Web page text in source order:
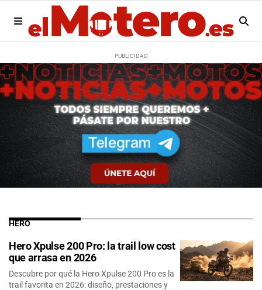
HERO
Hero Xpulse 200 Pro: la trail low cost
que arrasa en 2026
Descubre por qué la Hero Xpulse 200 Pro es la
trail favorita en 2026: diseño, prestaciones y